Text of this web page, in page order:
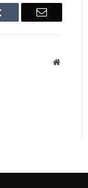
Tumblr Email
Website